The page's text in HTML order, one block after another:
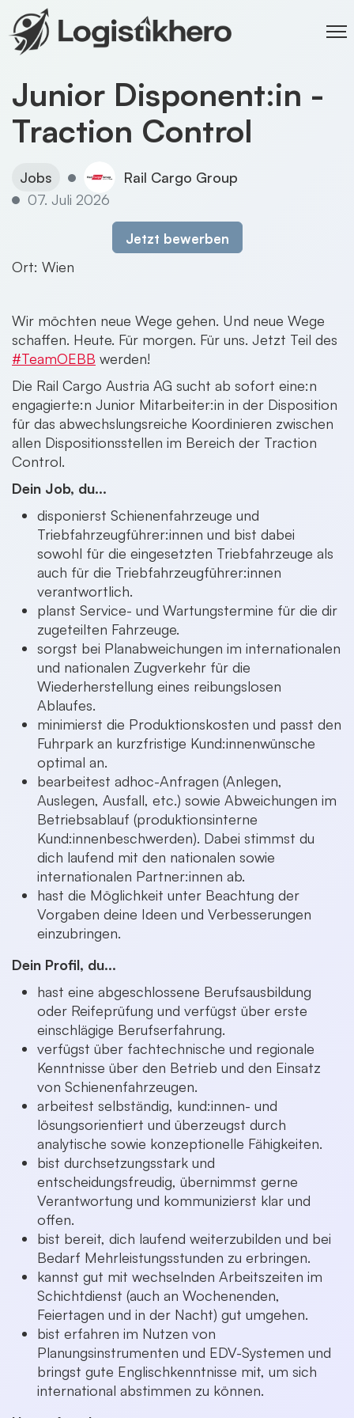
Junior Disponent:in -
Traction Control
Jobs
Rail Cargo Group
07. Juli 2026
Jetzt bewerben
Ort: Wien
Wir möchten neue Wege gehen. Und neue Wege
schaffen. Heute. Für morgen. Für uns. Jetzt Teil des
#TeamOEBB werden!
Die Rail Cargo Austria AG sucht ab sofort eine:n
engagierte:n Junior Mitarbeiter:in in der Disposition
für das abwechslungsreiche Koordinieren zwischen
allen Dispositionsstellen im Bereich der Traction
Control.
Dein Job, du...
disponierst Schienenfahrzeuge und
Triebfahrzeugführer:innen und bist dabei
sowohl für die eingesetzten Triebfahrzeuge als
auch für die Triebfahrzeugführer:innen
verantwortlich.
planst Service- und Wartungstermine für die dir
zugeteilten Fahrzeuge.
sorgst bei Planabweichungen im internationalen
und nationalen Zugverkehr für die
Wiederherstellung eines reibungslosen
Ablaufes.
minimierst die Produktionskosten und passt den
Fuhrpark an kurzfristige Kund:innenwünsche
optimal an.
bearbeitest adhoc-Anfragen (Anlegen,
Auslegen, Ausfall, etc.) sowie Abweichungen im
Betriebsablauf (produktionsinterne
Kund:innenbeschwerden). Dabei stimmst du
dich laufend mit den nationalen sowie
internationalen Partner:innen ab.
hast die Möglichkeit unter Beachtung der
Vorgaben deine Ideen und Verbesserungen
einzubringen.
Dein Profil, du...
hast eine abgeschlossene Berufsausbildung
oder Reifeprüfung und verfügst über erste
einschlägige Berufserfahrung.
verfügst über fachtechnische und regionale
Kenntnisse über den Betrieb und den Einsatz
von Schienenfahrzeugen.
arbeitest selbständig, kund:innen- und
lösungsorientiert und überzeugst durch
analytische sowie konzeptionelle Fähigkeiten.
bist durchsetzungsstark und
entscheidungsfreudig, übernimmst gerne
Verantwortung und kommunizierst klar und
offen.
bist bereit, dich laufend weiterzubilden und bei
Bedarf Mehrleistungsstunden zu erbringen.
kannst gut mit wechselnden Arbeitszeiten im
Schichtdienst (auch an Wochenenden,
Feiertagen und in der Nacht) gut umgehen.
bist erfahren im Nutzen von
Planungsinstrumenten und EDV-Systemen und
bringst gute Englischkenntnisse mit, um sich
international abstimmen zu können.